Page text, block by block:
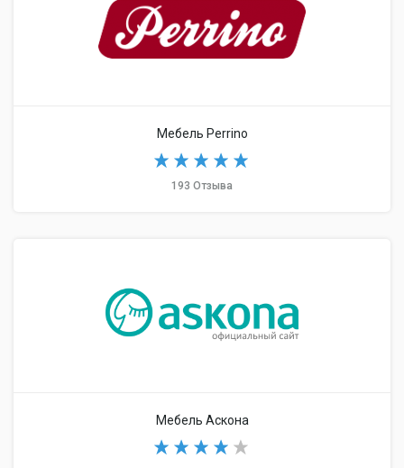
Мебель Perrino
193 Отзыва
Мебель Аскона